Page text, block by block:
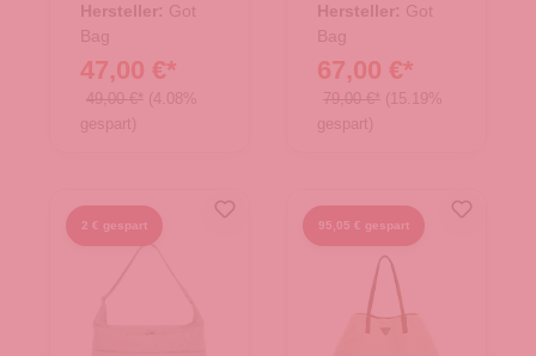
Hersteller: Got
Bag
47,00 €*
49,00 €* (4.08%
gespart)
Hersteller: Got
Bag
67,00 €*
79,00 €* (15.19%
gespart)
2 € gespart 95,05 € gespart